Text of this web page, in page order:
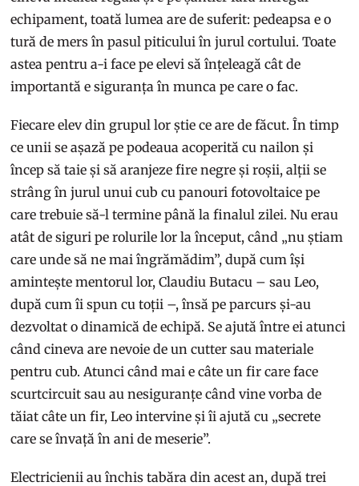
echipament, toată lumea are de suferit: pedeapsa e o
tură de mers în pasul piticului în jurul cortului. Toate
astea pentru a-i face pe elevi să înțeleagă cât de
importantă e siguranța în munca pe care o fac.
Fiecare elev din grupul lor știe ce are de făcut. În timp
ce unii se așază pe podeaua acoperită cu nailon și
încep să taie și să aranjeze fire negre și roșii, alții se
strâng în jurul unui cub cu panouri fotovoltaice pe
care trebuie să-l termine până la finalul zilei. Nu erau
atât de siguri pe rolurile lor la început, când „nu știam
care unde să ne mai îngrămădim”, după cum își
amintește mentorul lor, Claudiu Butacu – sau Leo,
după cum îi spun cu toții –, însă pe parcurs și-au
dezvoltat o dinamică de echipă. Se ajută între ei atunci
când cineva are nevoie de un cutter sau materiale
pentru cub. Atunci când mai e câte un fir care face
scurtcircuit sau au nesiguranțe când vine vorba de
tăiat câte un fir, Leo intervine și îi ajută cu „secrete
care se învață în ani de meserie”.
Electricienii au închis tabăra din acest an, după trei